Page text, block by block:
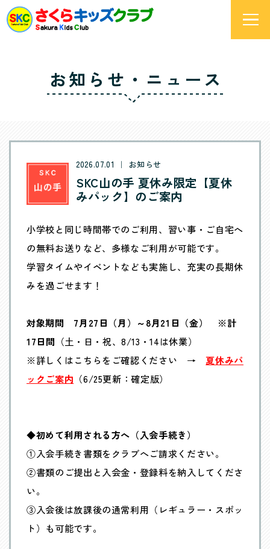
お知らせ・ニュース
2026.07.01 ｜ お知らせ
SKC山の手 夏休み限定【夏休
みパック】のご案内
小学校と同じ時間帯でのご利用、習い事・ご自宅へ
の無料お送りなど、多様なご利用が可能です。
学習タイムやイベントなども実施し、充実の長期休
みを過ごせます！
対象期間 7月27日（月）～8月21日（金） ※計
17日間 （土・日・祝、8/13・14は休業）
※詳しくはこちらをご確認ください →
夏休みパ
ックご案内 （6/25更新：確定版）
◆初めて利用される方へ（入会手続き）
①入会手続き書類をクラブへご請求ください。
②書類のご提出と入会金・登録料を納入してくださ
い。
③入会後は放課後の通常利用（レギュラー・スポッ
ト）も可能です。